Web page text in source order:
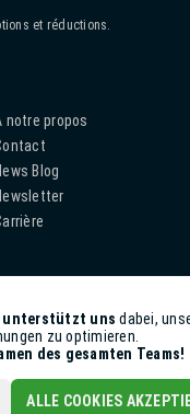
et réductions.
notre propos
Blog
unterstützt uns dabei,
zu optimieren.
des gesamten Teams!
ALLE COOKIES